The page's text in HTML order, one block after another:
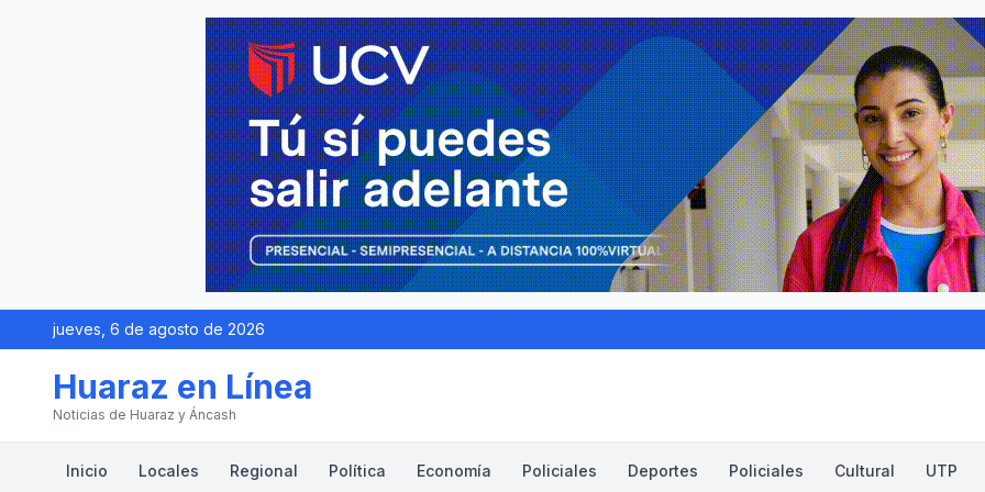
jueves, 6 de agosto de 2026
Huaraz en Línea
Noticias de Huaraz y Áncash
Inicio Locales Regional Política Economía Policiales Deportes Policiales Cultural UTP